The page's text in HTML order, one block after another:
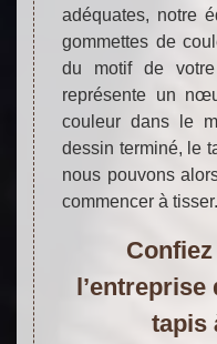
adéquates, notre
gommettes de
du motif de
représente un
couleur dans le
dessin terminé, le
nous pouvons
commencer à tisser.
tapis